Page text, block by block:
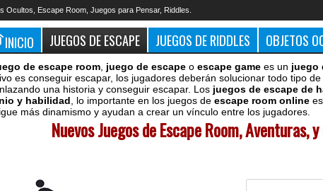
Escape Room, Juegos para Pensar, Riddles.
INICIO JUEGOS DE ESCAPE JUEGOS DE RIDDLES OBJETOS
de escape room juego de escape o escape game es un juego
es conseguir escapar, los jugadores deberán solucionar todo tipo de
una historia y conseguir escapar. Los juegos de escape de
y habilidad , lo importante en los juegos de escape room online
más dinamismo y ayudan a crear un vínculo entre los jugadores.
Nuevos Juegos de Escape Room, Aventuras,